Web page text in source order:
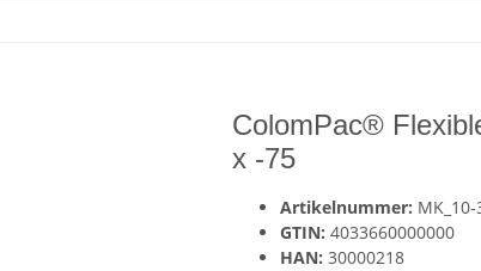
ColomPac®
x -75
Artikelnummer:
GTIN: 4033660000000
HAN: 30000218